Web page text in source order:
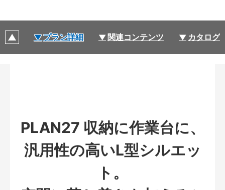
プラン詳細 関連コンテンツ カタログ
PLAN27 収納に作業台に、
汎用性の高いL型シルエッ
ト。